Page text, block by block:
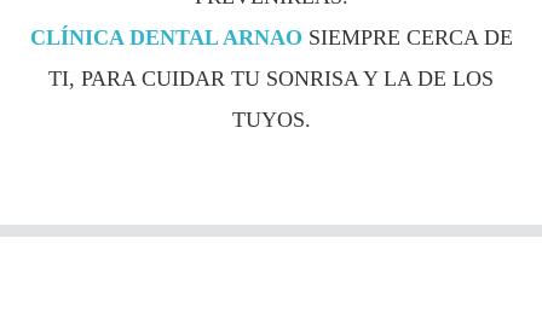
CLÍNICA DENTAL ARNAO SIEMPRE CERCA DE
TI, PARA CUIDAR TU SONRISA Y LA DE LOS
TUYOS.